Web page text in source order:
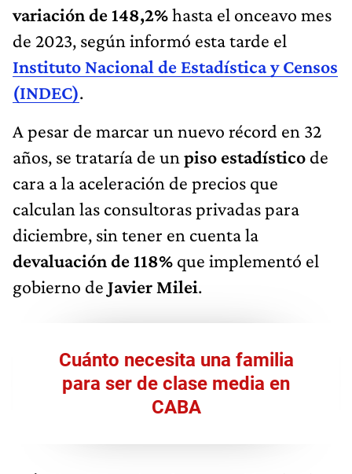
variación de 148,2%hasta el onceavo mes
de 2023, según informó esta tarde el
Instituto Nacional de Estadística y Censos
(INDEC).
A pesar de marcar un nuevo récord en 32
años, se trataría de un piso estadístico de
cara a la aceleración de precios que
calculan las consultoras privadas para
diciembre, sin tener en cuenta la
devaluación de 118% que implementó el
gobierno de Javier Milei.
Cuánto necesita una familia
para ser de clase media en
CABA